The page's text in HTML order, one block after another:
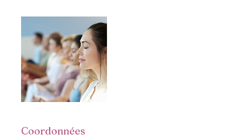
Coordonnées